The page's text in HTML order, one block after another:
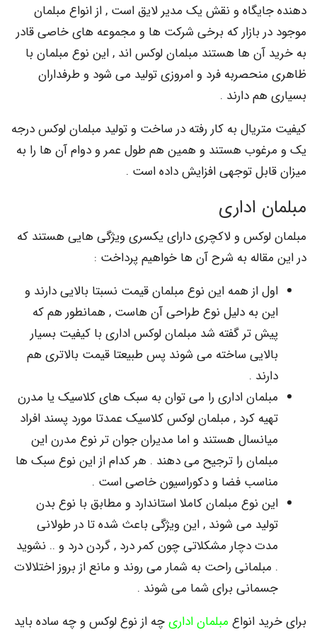
و نقش یک مدیر لایق است , از انواع مبلمان
بازار که برخی شرکت ها و مجموعه های خاصی قادر
آن ها هستند مبلمان لوکس اند , این نوع مبلمان با
فرد و امروزی تولید می شود و طرفداران
دارند .
به کار رفته در ساخت و تولید مبلمان لوکس درجه
هستند و همین هم طول عمر و دوام آن ها را به
توجهی افزایش داده است .
اداری
و لاکچری دارای یکسری ویژگی هایی هستند که
به شرح آن ها خواهیم پرداخت :
از همه این نوع مبلمان قیمت نسبتا بالایی دارند و
به دلیل نوع طراحی آن هاست , همانطور هم که
تر گفته شد مبلمان لوکس اداری با کیفیت بسیار
ساخته می شوند پس طبیعتا قیمت بالاتری هم
اداری را می توان به سبک های کلاسیک یا مدرن
کرد , مبلمان لوکس کلاسیک عمدتا مورد پسند افراد
هستند و اما مدیران جوان تر نوع مدرن این
را ترجیح می دهند . هر کدام از این نوع سبک ها
فضا و دکوراسیون خاصی است .
نوع مبلمان کاملا استاندارد و مطابق با نوع بدن
می شوند , این ویژگی باعث شده تا در طولانی
دچار مشکلاتی چون کمر درد , گردن درد و .. نشوید
راحت به شمار می روند و مانع از بروز اختلالات
برای شما می شوند .
انواعمبلمان اداریچه از نوع لوکس و چه ساده باید